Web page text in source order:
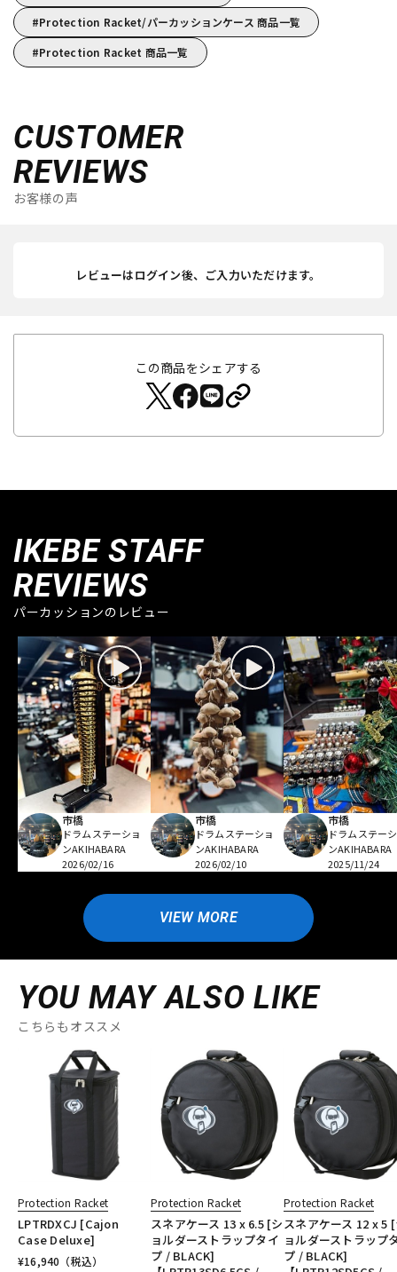
Protection Racket/パーカッションケース 商品一覧
Protection Racket 商品一覧
CUSTOMER
REVIEWS
お客様の声
レビューはログイン後、ご入力いただけます。
この商品をシェアする
IKEBE STAFF
REVIEWS
パーカッションのレビュー
市橋
ドラムステーショ
ンAKIHABARA
2026/02/16
市橋
ドラムステーショ
ンAKIHABARA
2026/02/10
市橋
ドラムステー
ンAKIHABARA
2025/11/24
VIEW MORE
YOU MAY ALSO LIKE
こちらもオススメ
Protection Racket
LPTRDXCJ [Cajon
Case Deluxe]
¥16,940 （税込）
Protection Racket
スネアケース 13 x 6.5 [シ
ョルダーストラップタイ
プ / BLACK]
Protection Racket
スネアケース 12 x 5
ョルダーストラップ
プ / BLACK]